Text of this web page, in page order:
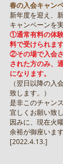
春の入会キャン
新年度を迎え、
キャンペーンを
①通常有料の体
料で受けられます
②その場で入会
された方のみ、
になります。
（翌日以降の入
致します。）
是非このチャン
宜しくお願い致し
因みに、現在火
余裕が御
[2022.4.13.]